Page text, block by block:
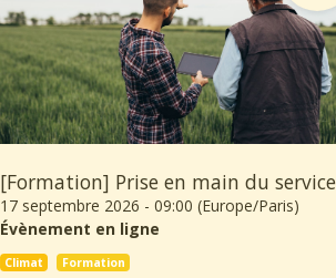
17 septembre 2026 - 09:00 (Europe/Paris)
Évènement en ligne
Climat Formation